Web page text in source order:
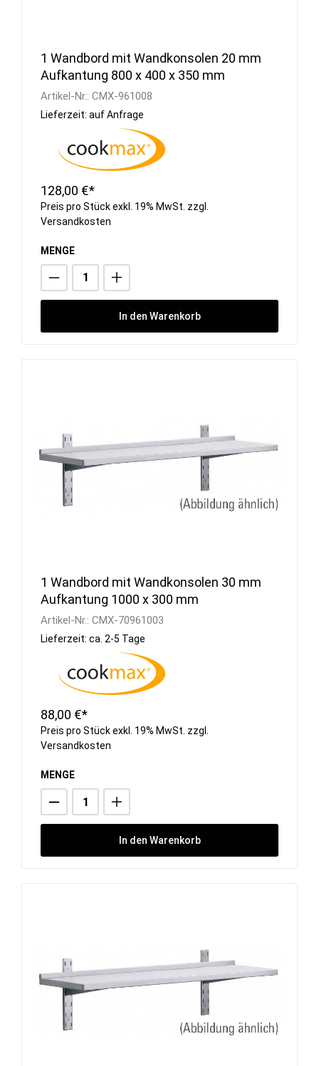
1 Wandbord mit Wandkonsolen 20 mm
Aufkantung 800 x 400 x 350 mm
Artikel-Nr.: CMX-961008
Lieferzeit: auf Anfrage
128,00 €*
Preis pro Stück exkl. 19% MwSt. zzgl.
Versandkosten
MENGE
In den Warenkorb
1 Wandbord mit Wandkonsolen 30 mm
Aufkantung 1000 x 300 mm
Artikel-Nr.: CMX-70961003
Lieferzeit: ca. 2-5 Tage
88,00 €*
Preis pro Stück exkl. 19% MwSt. zzgl.
Versandkosten
MENGE
In den Warenkorb